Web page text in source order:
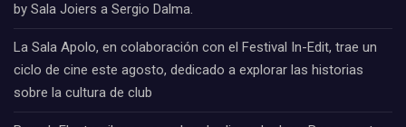
by Sala Joiers a Sergio Dalma.
La Sala Apolo, en colaboración con el Festival In-Edit, trae un
ciclo de cine este agosto, dedicado a explorar las historias
sobre la cultura de club